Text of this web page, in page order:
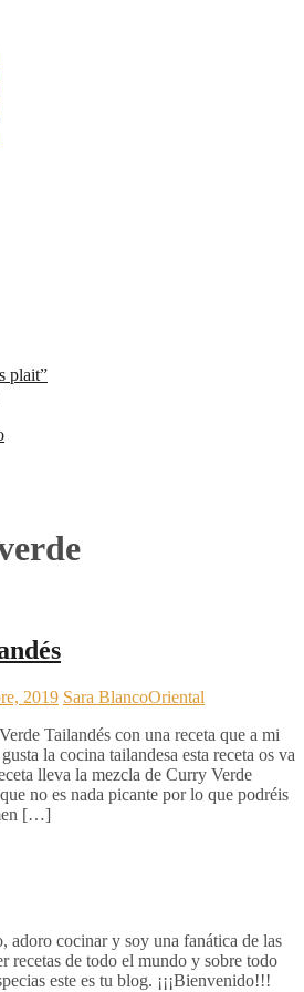
plait”
2019 Sara BlancoOriental
Tailandés con una receta que a mi
la cocina tailandesa esta receta os va
lleva la mezcla de Curry Verde
no es nada picante por lo que podréis
[…]
adoro cocinar y soy una fanática de las
recetas de todo el mundo y sobre todo
este es tu blog. ¡¡¡Bienvenido!!!